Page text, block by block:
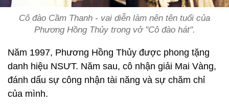
Cô đào Cầm Thanh - vai diễn làm nên tên tuổi của
Phương Hồng Thủy trong vở "Cô đào hát".
Năm 1997, Phương Hồng Thủy được phong tặng
danh hiệu NSƯT. Năm sau, cô nhận giải Mai Vàng,
đánh dấu sự công nhận tài năng và sự chăm chỉ
của mình.